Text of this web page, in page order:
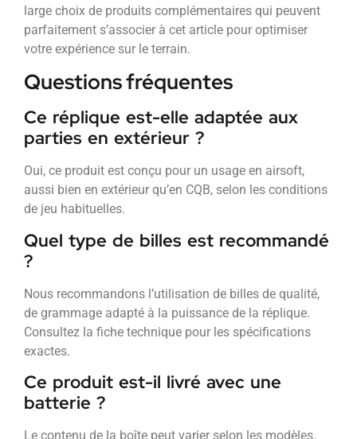
large choix de produits complémentaires qui peuvent
parfaitement s’associer à cet article pour optimiser
votre expérience sur le terrain.
Questions fréquentes
Ce réplique est-elle adaptée aux
parties en extérieur ?
Oui, ce produit est conçu pour un usage en airsoft,
aussi bien en extérieur qu’en CQB, selon les conditions
de jeu habituelles.
Quel type de billes est recommandé
?
Nous recommandons l’utilisation de billes de qualité,
de grammage adapté à la puissance de la réplique.
Consultez la fiche technique pour les spécifications
exactes.
Ce produit est-il livré avec une
batterie ?
Le contenu de la boîte peut varier selon les modèles.